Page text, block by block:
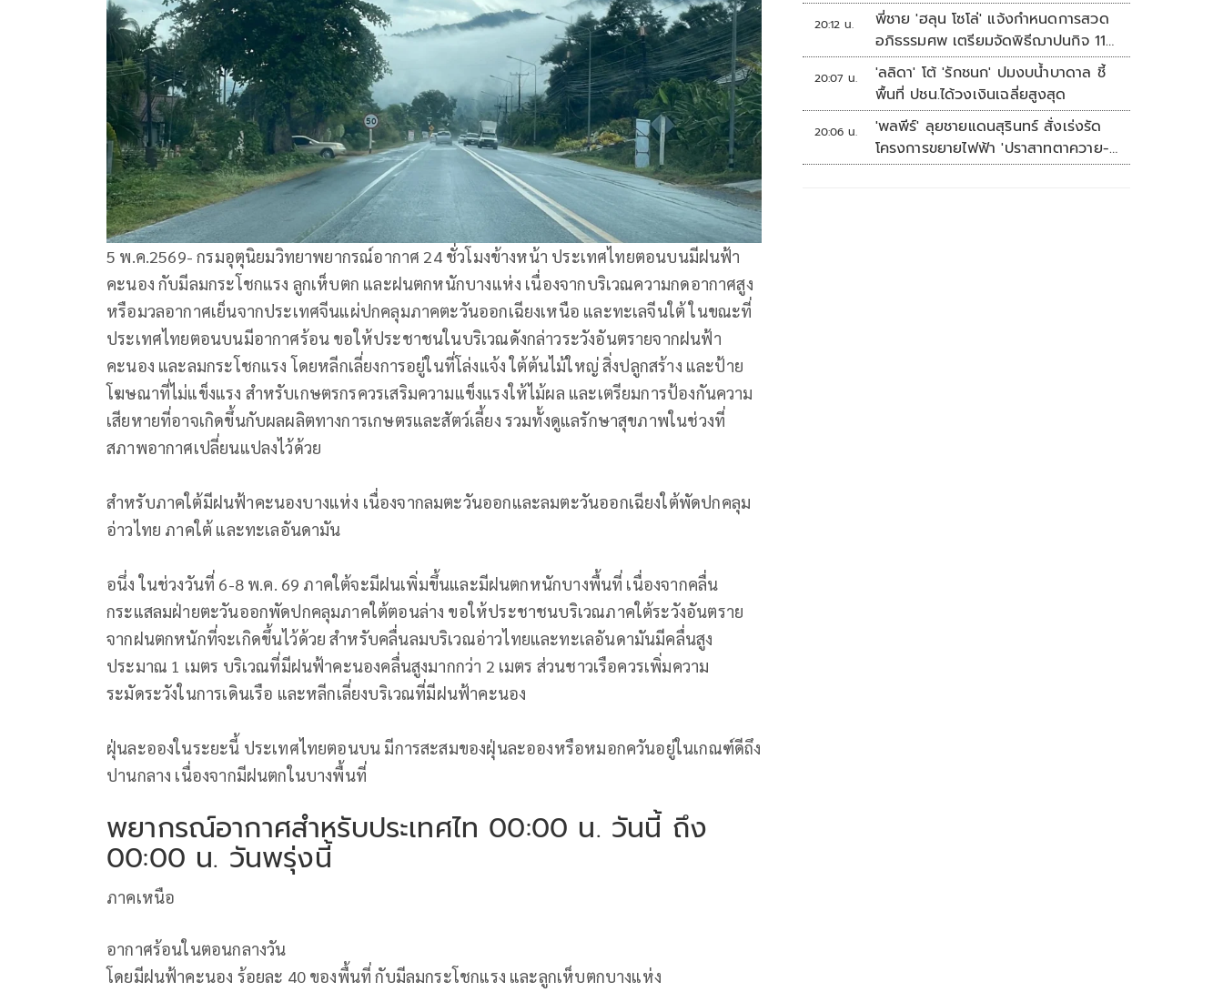
5 พ.ค.2569- กรมอุตุนิยมวิทยาพยากรณ์อากาศ 24 ชั่วโมงข้างหน้า ประเทศไทยตอนบนมีฝนฟ้า
คะนอง กับมีลมกระโชกแรง ลูกเห็บตก และฝนตกหนักบางแห่ง เนื่องจากบริเวณความกดอากาศสูง
หรือมวลอากาศเย็นจากประเทศจีนแผ่ปกคลุมภาคตะวันออกเฉียงเหนือ และทะเลจีนใต้ ในขณะที่
ประเทศไทยตอนบนมีอากาศร้อน ขอให้ประชาชนในบริเวณดังกล่าวระวังอันตรายจากฝนฟ้า
คะนอง และลมกระโชกแรง โดยหลีกเลี่ยงการอยู่ในที่โล่งแจ้ง ใต้ต้นไม้ใหญ่ สิ่งปลูกสร้าง และป้าย
โฆษณาที่ไม่แข็งแรง สำหรับเกษตรกรควรเสริมความแข็งแรงให้ไม้ผล และเตรียมการป้องกันความ
เสียหายที่อาจเกิดขึ้นกับผลผลิตทางการเกษตรและสัตว์เลี้ยง รวมทั้งดูแลรักษาสุขภาพในช่วงที่
สภาพอากาศเปลี่ยนแปลงไว้ด้วย
สำหรับภาคใต้มีฝนฟ้าคะนองบางแห่ง เนื่องจากลมตะวันออกและลมตะวันออกเฉียงใต้พัดปกคลุม
อ่าวไทย ภาคใต้ และทะเลอันดามัน
อนึ่ง ในช่วงวันที่ 6-8 พ.ค. 69 ภาคใต้จะมีฝนเพิ่มขึ้นและมีฝนตกหนักบางพื้นที่ เนื่องจากคลื่น
กระแสลมฝ่ายตะวันออกพัดปกคลุมภาคใต้ตอนล่าง ขอให้ประชาชนบริเวณภาคใต้ระวังอันตราย
จากฝนตกหนักที่จะเกิดขึ้นไว้ด้วย สำหรับคลื่นลมบริเวณอ่าวไทยและทะเลอันดามันมีคลื่นสูง
ประมาณ 1 เมตร บริเวณที่มีฝนฟ้าคะนองคลื่นสูงมากกว่า 2 เมตร ส่วนชาวเรือควรเพิ่มความ
ระมัดระวังในการเดินเรือ และหลีกเลี่ยงบริเวณที่มีฝนฟ้าคะนอง
ฝุ่นละอองในระยะนี้ ประเทศไทยตอนบน มีการสะสมของฝุ่นละอองหรือหมอกควันอยู่ในเกณฑ์ดีถึง
ปานกลาง เนื่องจากมีฝนตกในบางพื้นที่
พยากรณ์อากาศสำหรับประเทศไท 00:00 น. วันนี้ ถึง
00:00 น. วันพรุ่งนี้
ภาคเหนือ
อากาศร้อนในตอนกลางวัน
โดยมีฝนฟ้าคะนอง ร้อยละ 40 ของพื้นที่ กับมีลมกระโชกแรง และลูกเห็บตกบางแห่ง
20:12 น.
พี่ชาย 'ฮลุน โซโล่' แจ้งกำหนดการสวด
อภิธรรมศพ เตรียมจัดพิธีฌาปนกิจ 11
ส.ค.
20:07 น.
'ลลิดา' โต้ 'รักชนก' ปมงบน้ำบาดาล ชี้
พื้นที่ ปชน.ได้วงเงินเฉลี่ยสูงสุด
20:06 น.
'พลพีร์' ลุยชายแดนสุรินทร์ สั่งเร่งรัด
โครงการขยายไฟฟ้า 'ปราสาทตาควาย-
เนิน 350'